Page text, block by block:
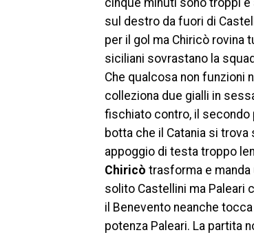
cinque minuti sono troppi e
sul destro da fuori di
per il gol ma Chiricò rovina
siciliani sovrastano la
Che qualcosa non funzioni
colleziona due gialli in
fischiato contro, il secondo
botta che il Catania si
appoggio di testa troppo
Chiricò trasforma e manda
solito Castellini ma Paleari
il Benevento neanche
potenza Paleari. La partita